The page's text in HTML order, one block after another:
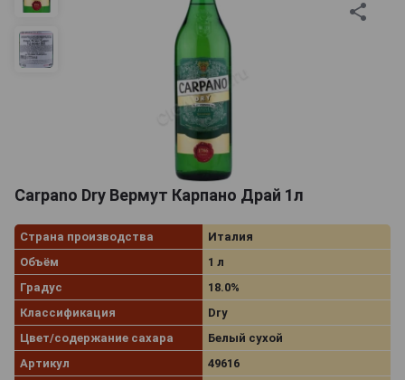
Carpano Dry Вермут Карпано Драй 1л
Страна производства
Италия
Объём
1 л
Градус
18.0%
Классификация
Dry
Цвет/содержание сахара
Белый сухой
Артикул
49616